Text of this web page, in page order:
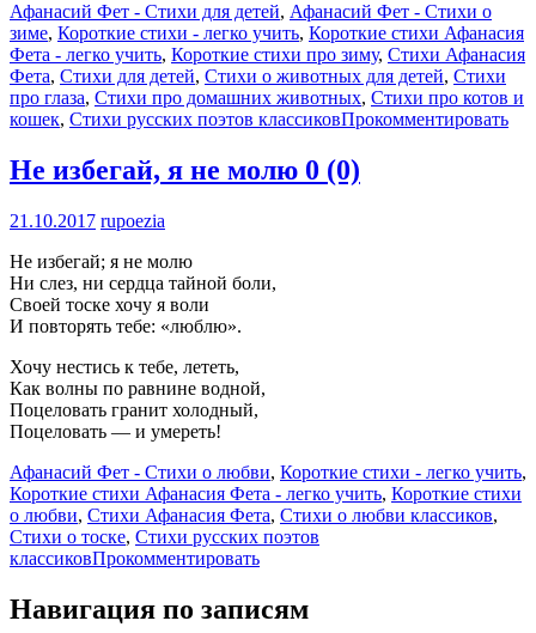
Афанасий Фет - Стихи для детей, Афанасий Фет - Стихи о
зиме, Короткие стихи - легко учить, Короткие стихи Афанасия
Фета - легко учить, Короткие стихи про зиму, Стихи Афанасия
Фета, Стихи для детей, Стихи о животных для детей, Стихи
про глаза, Стихи про домашних животных, Стихи про котов и
кошек, Стихи русских поэтов классиковПрокомментировать
Не избегай, я не молю 0 (0)
21.10.2017 rupoezia
Не избегай; я не молю
Ни слез, ни сердца тайной боли,
Своей тоске хочу я воли
И повторять тебе: «люблю».
Хочу нестись к тебе, лететь,
Как волны по равнине водной,
Поцеловать гранит холодный,
Поцеловать — и умереть!
Афанасий Фет - Стихи о любви, Короткие стихи - легко учить,
Короткие стихи Афанасия Фета - легко учить, Короткие стихи
о любви, Стихи Афанасия Фета, Стихи о любви классиков,
Стихи о тоске, Стихи русских поэтов
классиковПрокомментировать
Навигация по записям